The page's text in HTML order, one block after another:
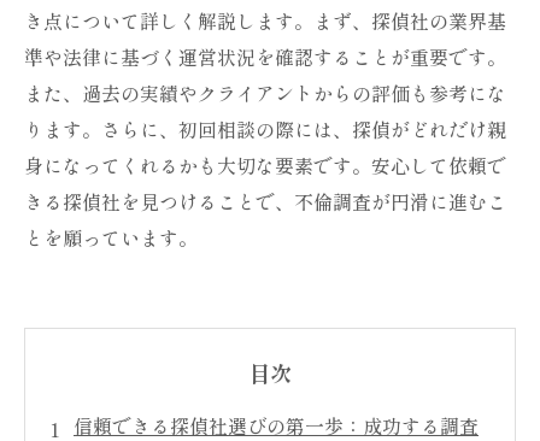
き点について詳しく解説します。まず、探偵社の業界基
準や法律に基づく運営状況を確認することが重要です。
また、過去の実績やクライアントからの評価も参考にな
ります。さらに、初回相談の際には、探偵がどれだけ親
身になってくれるかも大切な要素です。安心して依頼で
きる探偵社を見つけることで、不倫調査が円滑に進むこ
とを願っています。
目次
信頼できる探偵社選びの第一歩：成功する調査